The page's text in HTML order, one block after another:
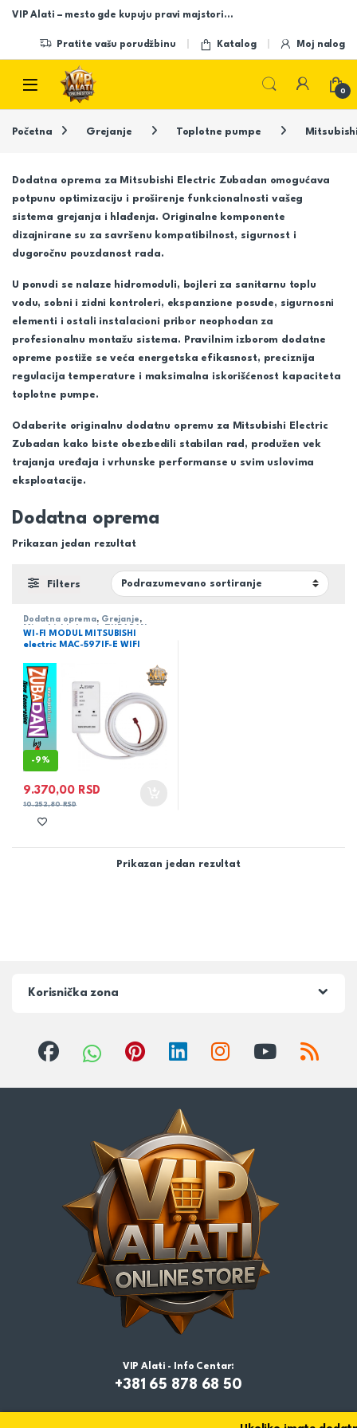
Skip to navigation
Skip to content
VIP Alati – mesto gde kupuju pravi majstori…
Pratite vašu porudžbinu Katalog Moj nalog
Open
0
Početna Grejanje Toplotne pumpe
Dodatna oprema za Mitsubishi Electric Zubadan omogućava
potpunu optimizaciju i proširenje funkcionalnosti vašeg
sistema grejanja i hlađenja. Originalne komponente
dizajnirane su za savršenu kompatibilnost, sigurnost i
dugoročnu pouzdanost rada.
U ponudi se nalaze hidromoduli, bojleri za sanitarnu toplu
vodu, sobni i zidni kontroleri, ekspanzione posude, sigurnosni
elementi i ostali instalacioni pribor neophodan za
profesionalnu montažu sistema. Pravilnim izborom dodatne
opreme postiže se veća energetska efikasnost, preciznija
regulacija temperature i maksimalna iskorišćenost kapaciteta
toplotne pumpe.
Odaberite originalnu dodatnu opremu za Mitsubishi Electric
Zubadan kako biste obezbedili stabilan rad, produžen vek
trajanja uređaja i vrhunske performanse u svim uslovima
eksploatacije.
Dodatna oprema
Prikazan jedan rezultat
Filters
Dodatna oprema, Grejanje ,
Mitsubishi electric ZUBADAN
Toplotne pumpe
WI-FI MODUL MITSUBISHI
electric MAC-597IF-E WIFI
-9%
9.370,00 RSD
10.252,80RSD
Prikazan jedan rezultat
Korisnička zona
VIP Alati - Info Centar:
+381 65 878 68 50